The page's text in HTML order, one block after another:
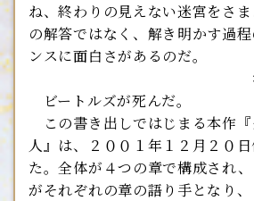
ね、終わりの見えない迷宮をさ
の解答ではなく、解き明かす過
ンスに面白さがあるのだ。
＊ ＊
ビートルズが死んだ。
この書き出しではじまる本作
人』は、２００１年１２月２０
た。全体が４つの章で構成され
がそれぞれの章の語り手となり